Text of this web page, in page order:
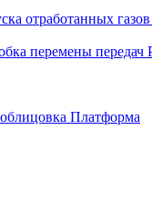
отработанных газов
перемены передач
Платформа